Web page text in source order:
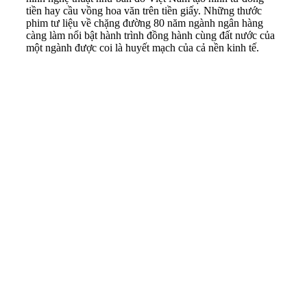
tiền hay cầu vồng hoa văn trên tiền giấy. Những thước
phim tư liệu về chặng đường 80 năm ngành ngân hàng
càng làm nổi bật hành trình đồng hành cùng đất nước của
một ngành được coi là huyết mạch của cả nền kinh tế.